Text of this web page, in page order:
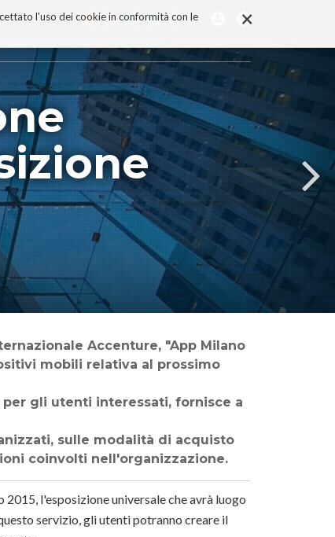
×
l'uso dei cookie in conformità con le
mobili relativa al prossimo
gli utenti interessati, fornisce a
sulle modalità di acquisto
coinvolti nell'organizzazione.
l'esposizione universale che avrà luogo
servizio, gli utenti potranno creare il